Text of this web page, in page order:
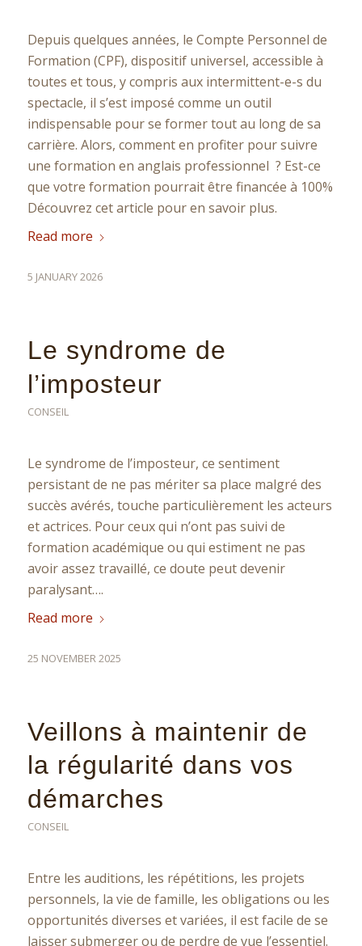
Depuis quelques années, le Compte Personnel de
Formation (CPF), dispositif universel, accessible à
toutes et tous, y compris aux intermittent-e-s du
spectacle, il s’est imposé comme un outil
indispensable pour se former tout au long de sa
carrière. Alors, comment en profiter pour suivre
une formation en anglais professionnel ? Est-ce
que votre formation pourrait être financée à 100%
Découvrez cet article pour en savoir plus.
Read more
5 JANUARY 2026
Le syndrome de
l’imposteur
CONSEIL
Le syndrome de l’imposteur, ce sentiment
persistant de ne pas mériter sa place malgré des
succès avérés, touche particulièrement les acteurs
et actrices. Pour ceux qui n’ont pas suivi de
formation académique ou qui estiment ne pas
avoir assez travaillé, ce doute peut devenir
paralysant….
Read more
25 NOVEMBER 2025
Veillons à maintenir de
la régularité dans vos
démarches
CONSEIL
Entre les auditions, les répétitions, les projets
personnels, la vie de famille, les obligations ou les
opportunités diverses et variées, il est facile de se
laisser submerger ou de perdre de vue l’essentiel.